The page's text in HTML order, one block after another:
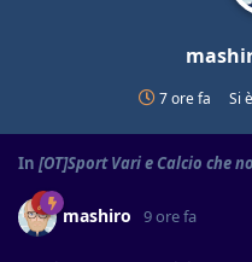
7 ore fa Si
In [OT]Sport Vari e Calcio che
mashiro 9 ore fa